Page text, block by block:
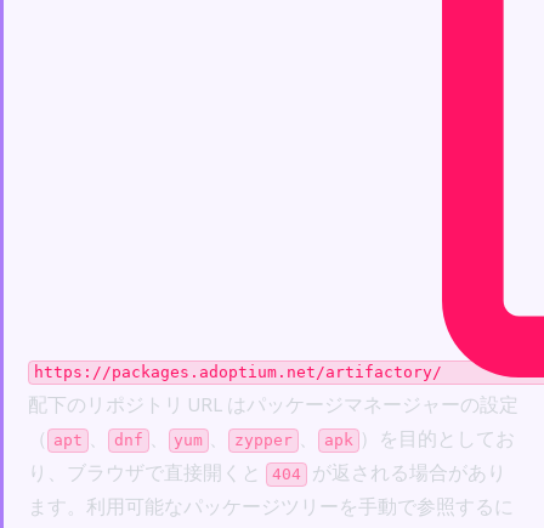
https://packages.adoptium.net/artifactory/
配下のリポジトリ URL はパッケージマネージャーの設定
（ apt 、 dnf 、 yum 、 zypper 、 apk ）を目的としてお
り、ブラウザで直接開くと
404 が返される場合があり
ます。利用可能なパッケージツリーを手動で参照するに